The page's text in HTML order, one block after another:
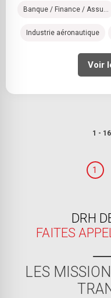
Banque / Finance / Assu...
Industrie aéronautique
Voir
1 -
1
DRH
FAITES
LES